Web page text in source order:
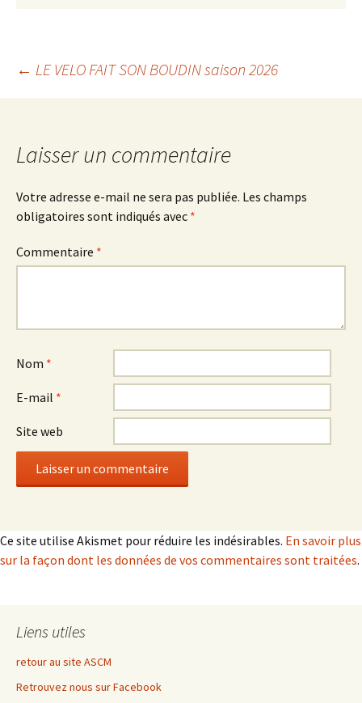
Navigation
articles
← LE VELO FAIT SON BOUDIN saison 2026
Laisser un commentaire
Votre adresse e-mail ne sera pas publiée. Les champs
obligatoires sont indiqués avec *
Commentaire *
Nom *
E-mail *
Site web
Ce site utilise Akismet pour réduire les indésirables. En savoir plus
sur la façon dont les données de vos commentaires sont traitées.
Liens utiles
retour au site ASCM
Retrouvez nous sur Facebook